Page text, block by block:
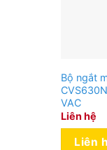
Bộ ngắt
VAC
Liên hệ
Liên